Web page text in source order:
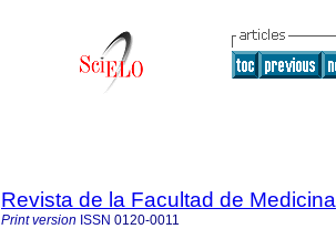
Revista de la Facultad de Medicina
Print version ISSN 0120-0011